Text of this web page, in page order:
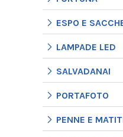
ESPO E
LAMPADE LED
SALVADANAI
PORTAFOTO
PENNE E